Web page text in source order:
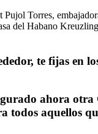
te fijas en
ahora otra
todos aquellos